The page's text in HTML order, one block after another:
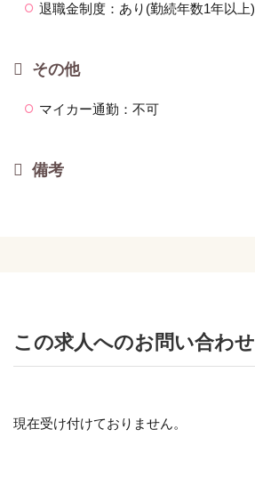
退職金制度：あり(勤続年数1年以上)
その他
マイカー通勤：不可
備考
この求人へのお問い合わせ
現在受け付けておりません。